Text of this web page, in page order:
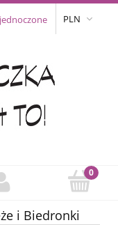
PLN
i Biedronki